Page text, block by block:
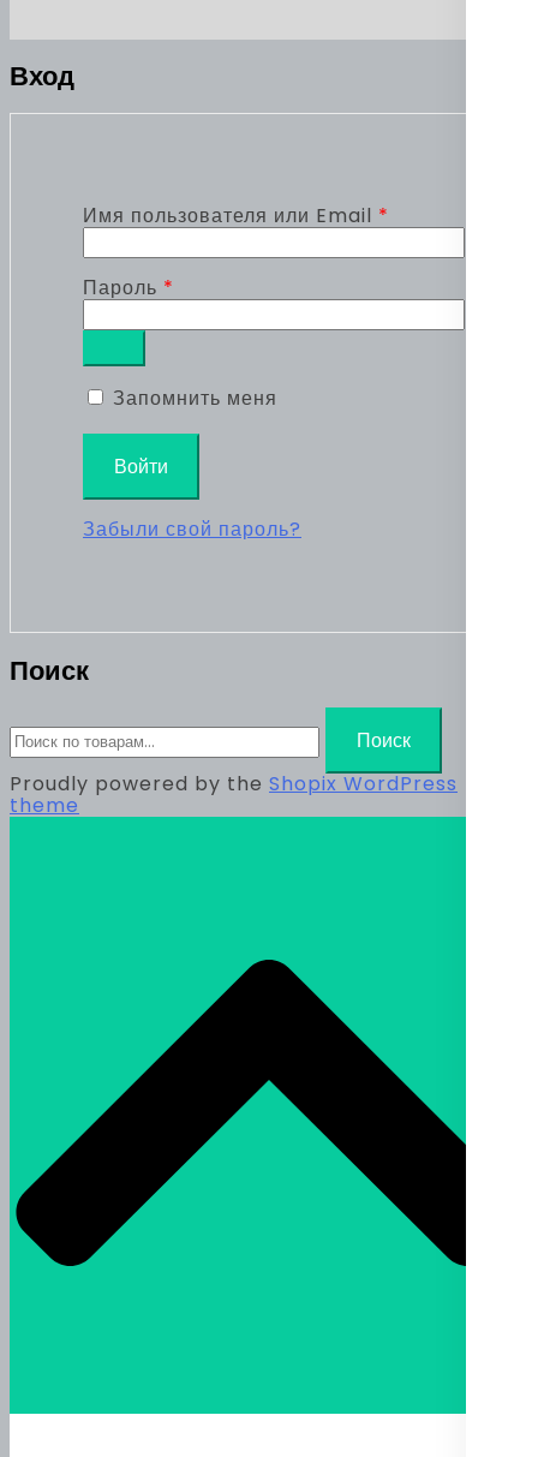
Вход
Имя пользователя или Email *
Пароль *
Запомнить меня
Войти
Забыли свой пароль?
Поиск
Поиск
Proudly powered by the Shopix WordPress
theme